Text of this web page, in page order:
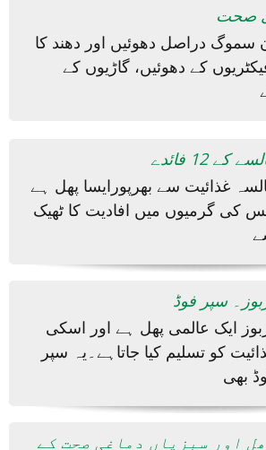
صحت
سموگ دراصل دھوئیں اور دھند کا
کے دھوئیں، گاڑیوں کے
کے 12 فائدے
غذائیت سے بھرپورایسا پھل ہے
کی گرمیوں میں افادیت کا ٹھیک
سپر فوڈ
ایک عالمی پھل ہے اور اسکی
کو تسلیم کیا جاتاہے۔یہ سپر
بھی
اور سبزیاں دماغی صحت کے